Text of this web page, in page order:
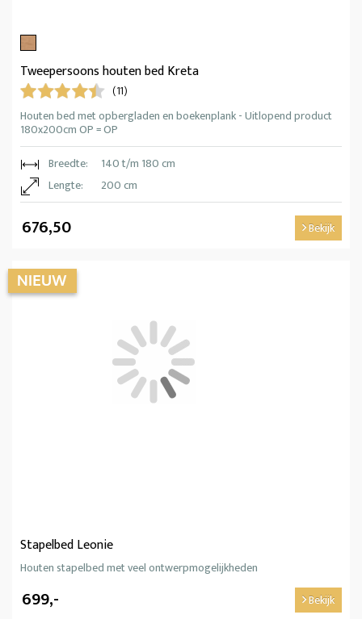
Tweepersoons houten bed Kreta
(11)
Houten bed met opbergladen en boekenplank - Uitlopend product
180x200cm OP = OP
Breedte:
140 t/m 180 cm
Lengte:
200 cm
676,50 Bekijk
Stapelbed Leonie
Houten stapelbed met veel ontwerpmogelijkheden
699,- Bekijk